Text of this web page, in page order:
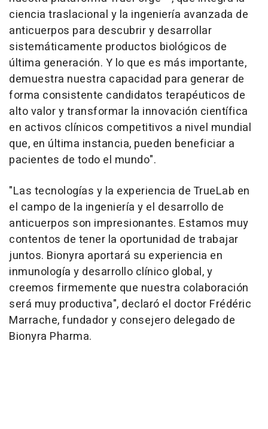
ciencia traslacional y la ingeniería avanzada de
anticuerpos para descubrir y desarrollar
sistemáticamente productos biológicos de
última generación. Y lo que es más importante,
demuestra nuestra capacidad para generar de
forma consistente candidatos terapéuticos de
alto valor y transformar la innovación científica
en activos clínicos competitivos a nivel mundial
que, en última instancia, pueden beneficiar a
pacientes de todo el mundo".
"Las tecnologías y la experiencia de TrueLab en
el campo de la ingeniería y el desarrollo de
anticuerpos son impresionantes. Estamos muy
contentos de tener la oportunidad de trabajar
juntos. Bionyra aportará su experiencia en
inmunología y desarrollo clínico global, y
creemos firmemente que nuestra colaboración
será muy productiva", declaró el doctor Frédéric
Marrache, fundador y consejero delegado de
Bionyra Pharma.